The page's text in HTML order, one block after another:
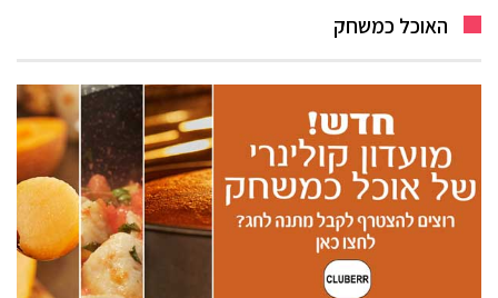
האוכל כמשחק